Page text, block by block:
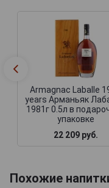
Armagnac Laballe
years Арманьяк
1981г 0.5л в
упаковке
22 209 руб.
Похожие